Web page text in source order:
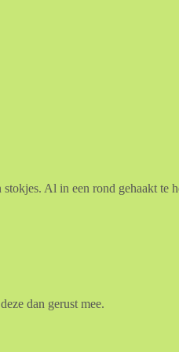
Al in een rond gehaakt te
dan gerust mee.